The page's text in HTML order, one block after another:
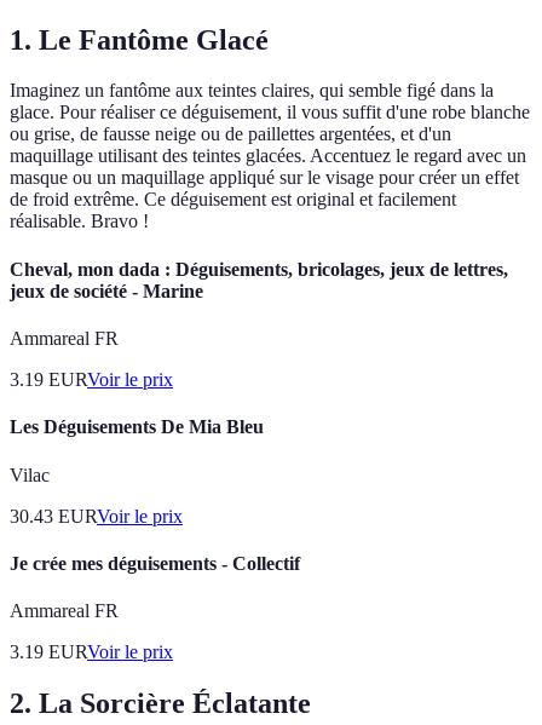
1. Le Fantôme Glacé
Imaginez un fantôme aux teintes claires, qui semble figé dans la
glace. Pour réaliser ce déguisement, il vous suffit d'une robe blanche
ou grise, de fausse neige ou de paillettes argentées, et d'un
maquillage utilisant des teintes glacées. Accentuez le regard avec un
masque ou un maquillage appliqué sur le visage pour créer un effet
de froid extrême. Ce déguisement est original et facilement
réalisable. Bravo !
Cheval, mon dada : Déguisements, bricolages, jeux de lettres,
jeux de société - Marine
Ammareal FR
3.19 EURVoir le prix
Les Déguisements De Mia Bleu
Vilac
30.43 EURVoir le prix
Je crée mes déguisements - Collectif
Ammareal FR
3.19 EURVoir le prix
2. La Sorcière Éclatante